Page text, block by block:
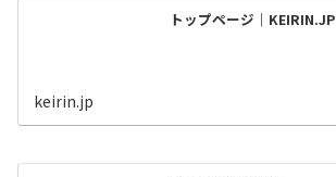
トップページ｜KEIRIN.JP
keirin.jp